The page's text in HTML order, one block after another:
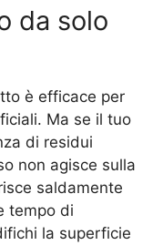
da solo
è efficace per
Ma se il tuo
di residui
non agisce sulla
saldamente
tempo di
la superficie